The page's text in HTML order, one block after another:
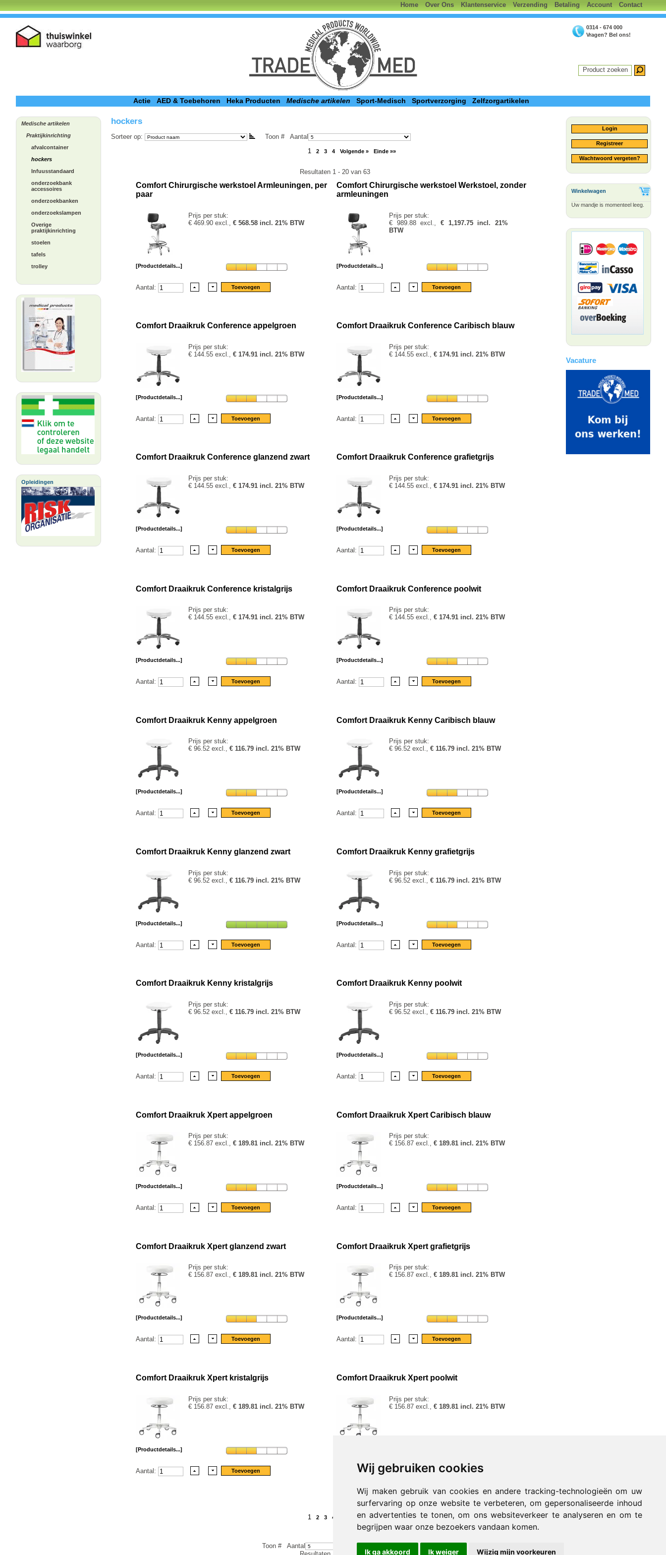
Wij gebruiken cookies
Wij maken gebruik van cookies en andere tracking-technologieën om uw
surfervaring op onze website te verbeteren, om gepersonaliseerde inhoud
en advertenties te tonen, om ons websiteverkeer te analyseren en om te
begrijpen waar onze bezoekers vandaan komen.
Ik ga akkoord Ik weiger Wijzig mijn voorkeuren
Home Over Ons Klantenservice Verzending Betaling Account Contact
0314 - 674 000
Vragen? Bel ons!
Product zoeken
Actie AED & Toebehoren Heka Producten Medische artikelen Sport-Medisch Sportverzorging Zelfzorgartikelen
Medische artikelen
Praktijkinrichting
afvalcontainer
hockers
Infuusstandaard
onderzoekbank
accessoires
onderzoekbanken
onderzoekslampen
Overige
praktijkinrichting
stoelen
tafels
trolley
Opleidingen
Login
Registreer
Wachtwoord vergeten?
Winkelwagen
Uw mandje is momenteel leeg.
Vacature
hockers
Sorteer op: Toon # Aantal
1
2 3 4 Volgende » Einde »»
Resultaten 1 - 20 van 63
Comfort Chirurgische werkstoel Armleuningen, per
paar
Prijs per stuk:
€ 469.90 excl., € 568.58 incl. 21% BTW
[Productdetails...]
Aantal:
Comfort Chirurgische werkstoel Werkstoel, zonder
armleuningen
Prijs per stuk:
€ 989.88 excl., € 1,197.75 incl. 21%
BTW
[Productdetails...]
Aantal:
Comfort Draaikruk Conference appelgroen
Prijs per stuk:
€ 144.55 excl., € 174.91 incl. 21% BTW
[Productdetails...]
Aantal:
Comfort Draaikruk Conference Caribisch blauw
Prijs per stuk:
€ 144.55 excl., € 174.91 incl. 21% BTW
[Productdetails...]
Aantal:
Comfort Draaikruk Conference glanzend zwart
Prijs per stuk:
€ 144.55 excl., € 174.91 incl. 21% BTW
[Productdetails...]
Aantal:
Comfort Draaikruk Conference grafietgrijs
Prijs per stuk:
€ 144.55 excl., € 174.91 incl. 21% BTW
[Productdetails...]
Aantal:
Comfort Draaikruk Conference kristalgrijs
Prijs per stuk:
€ 144.55 excl., € 174.91 incl. 21% BTW
[Productdetails...]
Aantal:
Comfort Draaikruk Conference poolwit
Prijs per stuk:
€ 144.55 excl., € 174.91 incl. 21% BTW
[Productdetails...]
Aantal:
Comfort Draaikruk Kenny appelgroen
Prijs per stuk:
€ 96.52 excl., € 116.79 incl. 21% BTW
[Productdetails...]
Aantal:
Comfort Draaikruk Kenny Caribisch blauw
Prijs per stuk:
€ 96.52 excl., € 116.79 incl. 21% BTW
[Productdetails...]
Aantal:
Comfort Draaikruk Kenny glanzend zwart
Prijs per stuk:
€ 96.52 excl., € 116.79 incl. 21% BTW
[Productdetails...]
Aantal:
Comfort Draaikruk Kenny grafietgrijs
Prijs per stuk:
€ 96.52 excl., € 116.79 incl. 21% BTW
[Productdetails...]
Aantal:
Comfort Draaikruk Kenny kristalgrijs
Prijs per stuk:
€ 96.52 excl., € 116.79 incl. 21% BTW
[Productdetails...]
Aantal:
Comfort Draaikruk Kenny poolwit
Prijs per stuk:
€ 96.52 excl., € 116.79 incl. 21% BTW
[Productdetails...]
Aantal:
Comfort Draaikruk Xpert appelgroen
Prijs per stuk:
€ 156.87 excl., € 189.81 incl. 21% BTW
[Productdetails...]
Aantal:
Comfort Draaikruk Xpert Caribisch blauw
Prijs per stuk:
€ 156.87 excl., € 189.81 incl. 21% BTW
[Productdetails...]
Aantal:
Comfort Draaikruk Xpert glanzend zwart
Prijs per stuk:
€ 156.87 excl., € 189.81 incl. 21% BTW
[Productdetails...]
Aantal:
Comfort Draaikruk Xpert grafietgrijs
Prijs per stuk:
€ 156.87 excl., € 189.81 incl. 21% BTW
[Productdetails...]
Aantal:
Comfort Draaikruk Xpert kristalgrijs
Prijs per stuk:
€ 156.87 excl., € 189.81 incl. 21% BTW
[Productdetails...]
Aantal:
Comfort Draaikruk Xpert poolwit
Prijs per stuk:
€ 156.87 excl., € 189.81 incl. 21% BTW
Aantal:
1 2 3 4 Volgende » Einde »»
Toon # Aantal